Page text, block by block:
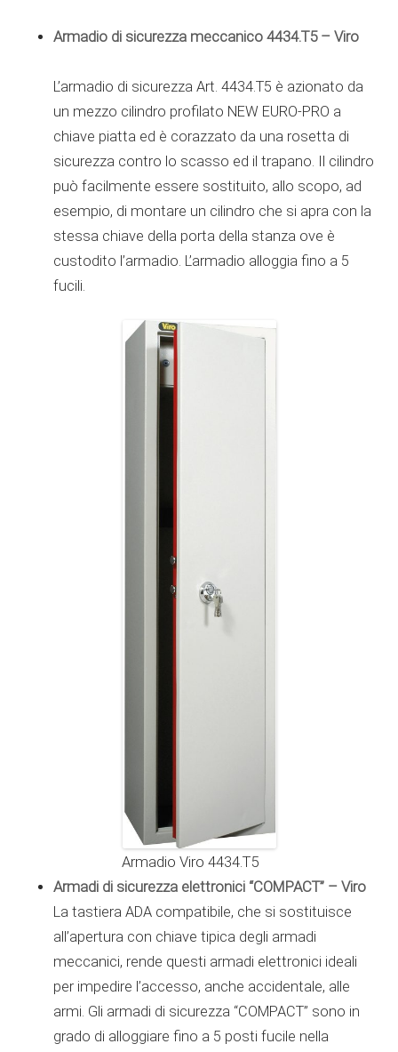
Armadio di sicurezza meccanico 4434.T5 – Viro
L’armadio di sicurezza Art. 4434.T5 è azionato da
un mezzo cilindro profilato NEW EURO-PRO a
chiave piatta ed è corazzato da una rosetta di
sicurezza contro lo scasso ed il trapano. Il cilindro
può facilmente essere sostituito, allo scopo, ad
esempio, di montare un cilindro che si apra con la
stessa chiave della porta della stanza ove è
custodito l’armadio. L’armadio alloggia fino a 5
fucili.
Armadio Viro 4434.T5
Armadi di sicurezza elettronici “COMPACT” – Viro
La tastiera ADA compatibile, che si sostituisce
all’apertura con chiave tipica degli armadi
meccanici, rende questi armadi elettronici ideali
per impedire l’accesso, anche accidentale, alle
armi. Gli armadi di sicurezza “COMPACT” sono in
grado di alloggiare fino a 5 posti fucile nella